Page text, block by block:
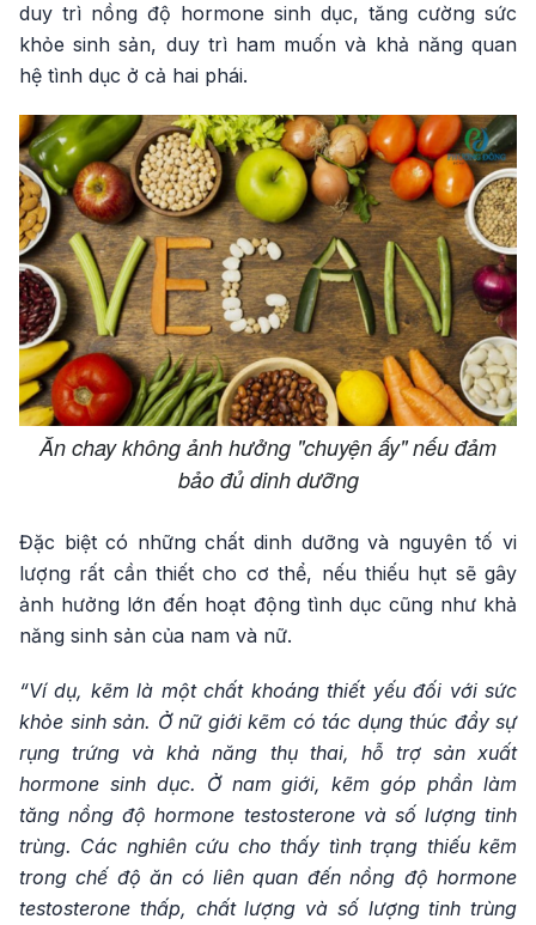
duy trì nồng độ hormone sinh dục, tăng cường sức
khỏe sinh sản, duy trì ham muốn và khả năng quan
hệ tình dục ở cả hai phái.
Ăn chay không ảnh hưởng "chuyện ấy" nếu đảm
bảo đủ dinh dưỡng
Đặc biệt có những chất dinh dưỡng và nguyên tố vi
lượng rất cần thiết cho cơ thể, nếu thiếu hụt sẽ gây
ảnh hưởng lớn đến hoạt động tình dục cũng như khả
năng sinh sản của nam và nữ.
“Ví dụ, kẽm là một chất khoáng thiết yếu đối với sức
khỏe sinh sản. Ở nữ giới kẽm có tác dụng thúc đẩy sự
rụng trứng và khả năng thụ thai, hỗ trợ sản xuất
hormone sinh dục. Ở nam giới, kẽm góp phần làm
tăng nồng độ hormone testosterone và số lượng tinh
trùng. Các nghiên cứu cho thấy tình trạng thiếu kẽm
trong chế độ ăn có liên quan đến nồng độ hormone
testosterone thấp, chất lượng và số lượng tinh trùng